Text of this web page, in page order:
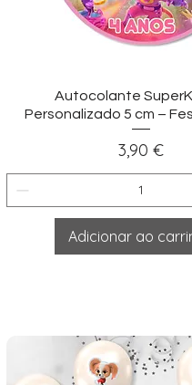
Visualização
Autocolante
Personalizado 5 cm –
Preço
3,90 €
Adicionar ao